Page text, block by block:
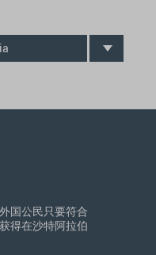
国公民只要符合
得在沙特阿拉伯